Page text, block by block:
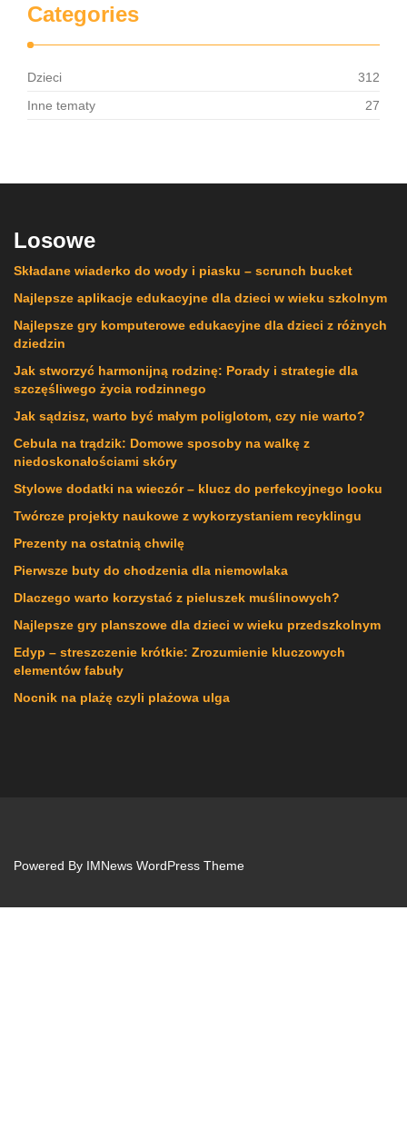
Categories
Dzieci
312
Inne tematy
27
Losowe
Składane wiaderko do wody i piasku – scrunch bucket
Najlepsze aplikacje edukacyjne dla dzieci w wieku szkolnym
Najlepsze gry komputerowe edukacyjne dla dzieci z różnych
dziedzin
Jak stworzyć harmonijną rodzinę: Porady i strategie dla
szczęśliwego życia rodzinnego
Jak sądzisz, warto być małym poliglotom, czy nie warto?
Cebula na trądzik: Domowe sposoby na walkę z
niedoskonałościami skóry
Stylowe dodatki na wieczór – klucz do perfekcyjnego looku
Twórcze projekty naukowe z wykorzystaniem recyklingu
Prezenty na ostatnią chwilę
Pierwsze buty do chodzenia dla niemowlaka
Dlaczego warto korzystać z pieluszek muślinowych?
Najlepsze gry planszowe dla dzieci w wieku przedszkolnym
Edyp – streszczenie krótkie: Zrozumienie kluczowych
elementów fabuły
Nocnik na plażę czyli plażowa ulga
Powered By IMNews WordPress Theme